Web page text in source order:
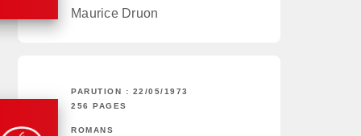
Maurice Druon
PARUTION : 22/05/1973
256 PAGES
ROMANS